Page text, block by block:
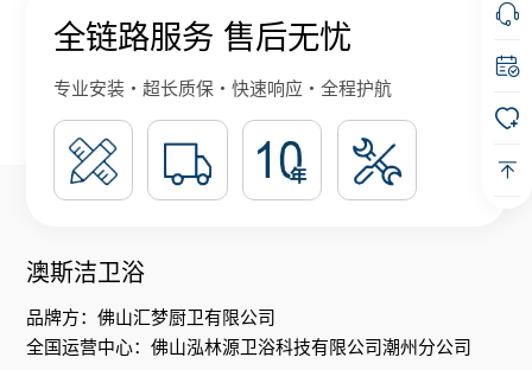
全链路服务 售后无忧
专业安装・超长质保・快速响应・全程护航
澳斯洁卫浴
品牌方：佛山汇梦厨卫有限公司
全国运营中心：佛山泓林源卫浴科技有限公司潮州分公司